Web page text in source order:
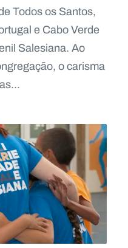
Todos os Santos,
e Cabo Verde
Salesiana. Ao
o carisma